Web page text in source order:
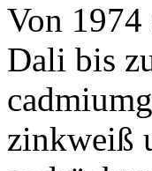
Von 1974
Dali bis
zinkweiß